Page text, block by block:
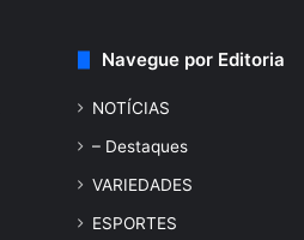
Navegue por Editoria
NOTÍCIAS
– Destaques
VARIEDADES
ESPORTES